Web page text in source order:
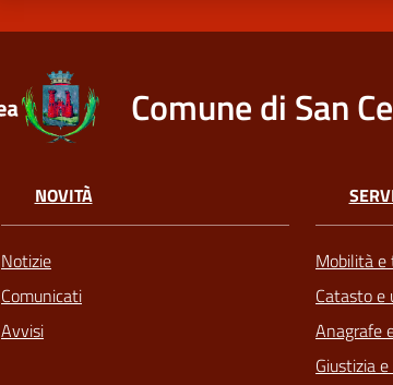
Comune di San
NOVITÀ
Notizie
Comunicati
Avvisi
Mobilità
Catasto e
Anagrafe
Giustizia